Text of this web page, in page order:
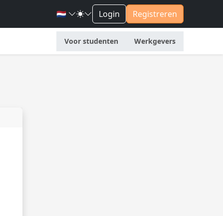
🇳🇱 Login Registreren
Voor studenten Werkgevers